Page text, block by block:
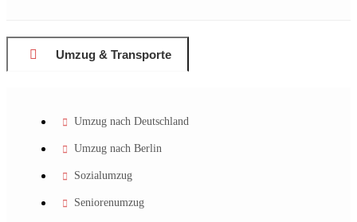
Umzug & Transporte
Umzug nach Deutschland
Umzug nach Berlin
Sozialumzug
Seniorenumzug